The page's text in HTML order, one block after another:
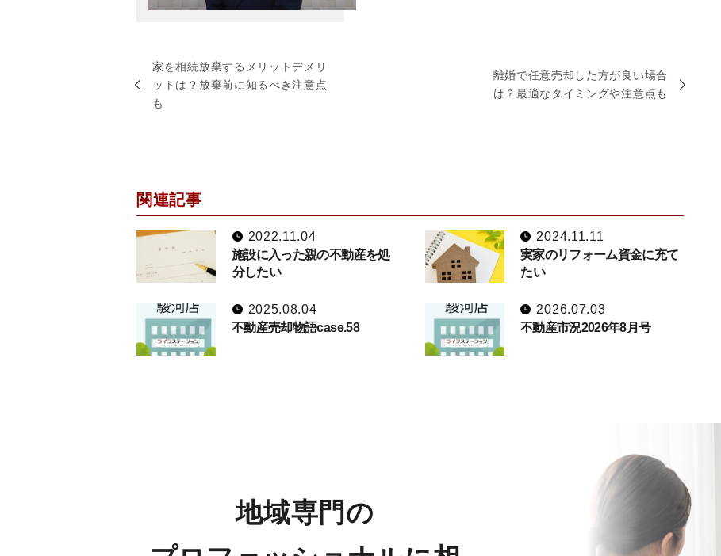
家を相続放棄するメリットデメリ
ットは？放棄前に知るべき注意点
も
離婚で任意売却した方が良い場合
は？最適なタイミングや注意点も
関連記事
2022.11.04
施設に入った親の不動産を処
分したい
2024.11.11
実家のリフォーム資金に充て
たい
2025.08.04
不動産売却物語case.58
2026.07.03
不動産市況2026年8月号
地域専門の